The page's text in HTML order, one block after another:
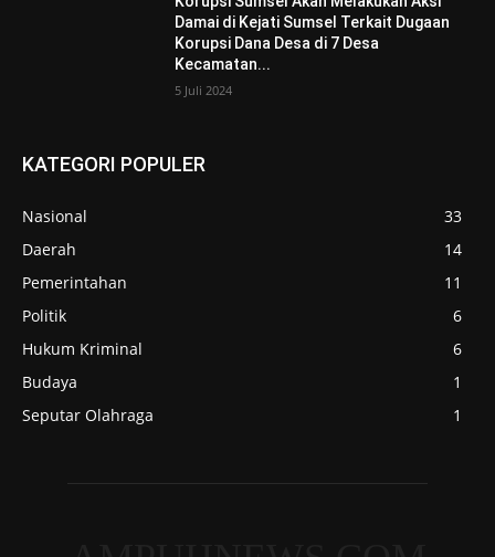
Damai di Kejati Sumsel Terkait Dugaan
Korupsi Dana Desa di 7 Desa
Kecamatan...
5 Juli 2024
KATEGORI POPULER
Nasional
33
Daerah
14
Pemerintahan
11
Politik
6
Hukum Kriminal
6
Budaya
1
Seputar Olahraga
1